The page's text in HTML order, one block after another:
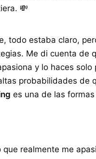
💸
todo estaba claro,
Me di cuenta de
y lo haces
probabilidades de
es una de las
que realmente me